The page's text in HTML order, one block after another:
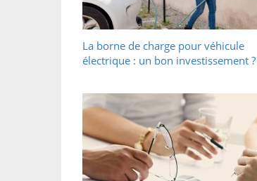
La borne de charge pour véhicule
électrique : un bon investissement ?